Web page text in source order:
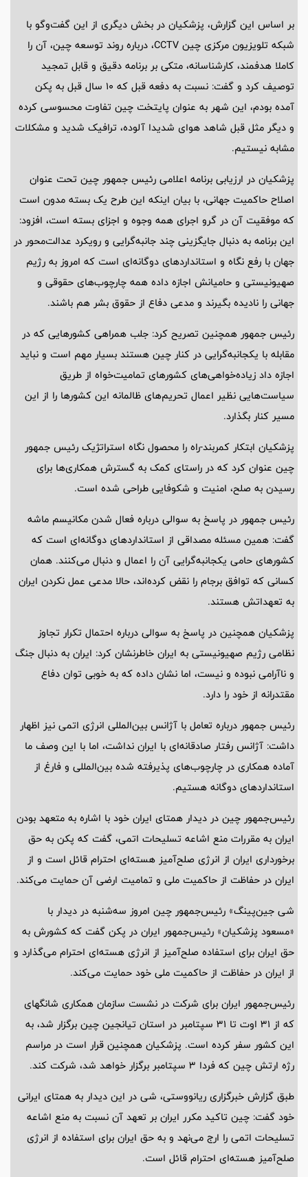
بر اساس این گزارش، پزشکیان در بخش دیگری از این گفت‌وگو با
شبکه تلویزیون مرکزی چین CCTV، درباره روند توسعه چین، آن را
کاملا هدفمند، کارشناسانه، متکی بر برنامه دقیق و قابل تمجید
توصیف کرد و گفت: نسبت به دفعه قبل که 10 سال قبل به پکن
آمده بودم، این شهر به عنوان پایتخت چین تفاوت محسوسی کرده
و دیگر مثل قبل شاهد هوای شدیدا آلوده، ترافیک شدید و مشکلات
مشابه نیستیم.
پزشکیان در ارزیابی برنامه اعلامی رئیس جمهور چین تحت عنوان
اصلاح حاکمیت جهانی، با بیان اینکه این طرح یک بسته مدون است
که موفقیت آن در گرو اجرای همه وجوه و اجزای بسته است، افزود:
این برنامه به دنبال جایگزینی چند جانبه‌گرایی و رویکرد عدالت‌محور در
جهان با رفع نگاه و استانداردهای دوگانه‌ای است که امروز به رژیم
صهیونیستی و حامیانش اجازه داده همه چارچوب‌های حقوقی و
جهانی را نادیده بگیرند و مدعی دفاع از حقوق بشر هم باشند.
رئیس جمهور همچنین تصریح کرد: جلب همراهی کشورهایی که در
مقابله با یکجانبه‌گرایی در کنار چین هستند بسیار مهم است و نباید
اجازه داد زیاده‌خواهی‌های کشورهای تمامیت‌خواه از طریق
سیاست‌هایی نظیر اعمال تحریم‌های ظالمانه این کشورها را از این
مسیر کنار بگذارد.
پزشکیان ابتکار کمربند-راه را محصول نگاه استراتژیک رئیس جمهور
چین عنوان کرد که در راستای کمک به گسترش همکاری‌ها برای
رسیدن به صلح، امنیت و شکوفایی طراحی شده است.
رئیس جمهور در پاسخ به سوالی درباره فعال شدن مکانیسم ماشه
گفت: همین مسئله مصداقی از استانداردهای دوگانه‌ای است که
کشورهای حامی یکجانبه‌گرایی آن را اعمال و دنبال می‌کنند. همان
کسانی که توافق برجام را نقض کرده‌اند، حالا مدعی عمل نکردن ایران
به تعهداتش هستند.
پزشکیان همچنین در پاسخ به سوالی درباره احتمال تکرار تجاوز
نظامی رژیم صهیونیستی به ایران خاطرنشان کرد: ایران به دنبال جنگ
و ناآرامی نبوده و نیست، اما نشان داده که به خوبی توان دفاع
مقتدرانه از خود را دارد.
رئیس جمهور درباره تعامل با آژانس بین‌المللی انرژی اتمی نیز اظهار
داشت: آژانس رفتار صادقانه‌ای با ایران نداشت، اما با این وصف ما
آماده همکاری در چارچوب‌های پذیرفته شده بین‌المللی و فارغ از
استانداردهای دوگانه هستیم.
رئیس‌جمهور چین در دیدار همتای ایران خود با اشاره به متعهد بودن
ایران به مقررات منع اشاعه تسلیحات اتمی، گفت که پکن به حق
برخورداری ایران از انرژی صلح‌آمیز هسته‌ای احترام قائل است و از
ایران در حفاظت از حاکمیت ملی و تمامیت ارضی آن حمایت می‌کند.
شی جین‌پینگ» رئیس‌جمهور چین امروز سه‌شنبه در دیدار با
«مسعود پزشکیان» رئیس‌جمهور ایران در پکن گفت که کشورش به
حق ایران برای استفاده صلح‌آمیز از انرژی هسته‌ای احترام می‌گذارد و
از ایران در حفاظت از حاکمیت ملی خود حمایت می‌کند.
رئیس‌جمهور ایران برای شرکت در نشست سازمان همکاری شانگهای
که از 31 اوت تا 31 سپتامبر در استان تیانجین چین برگزار شد، به
این کشور سفر کرده است. پزشکیان همچنین قرار است در مراسم
رژه ارتش چین که فردا 3 سپتامبر برگزار خواهد شد، شرکت کند.
طبق گزارش خبرگزاری ریانووستی، شی در این دیدار به همتای ایرانی
خود گفت: چین تاکید مکرر ایران بر تعهد آن نسبت به منع اشاعه
تسلیحات اتمی را ارج می‌نهد و به حق ایران برای استفاده از انرژی
صلح‌آمیز هسته‌ای احترام قائل است.